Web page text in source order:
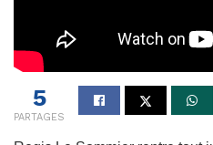
5
PARTAGES